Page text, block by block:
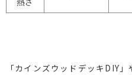
熱さ
「カインズウッドデッキDIY